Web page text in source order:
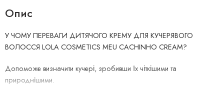
Опис
У ЧОМУ ПЕРЕВАГИ ДИТЯЧОГО КРЕМУ ДЛЯ КУЧЕРЯВОГО
ВОЛОССЯ LOLA COSMETICS MEU CACHINHO CREAM?
Допоможе визначити кучері, зробивши їх чіткішими та
природнішими.